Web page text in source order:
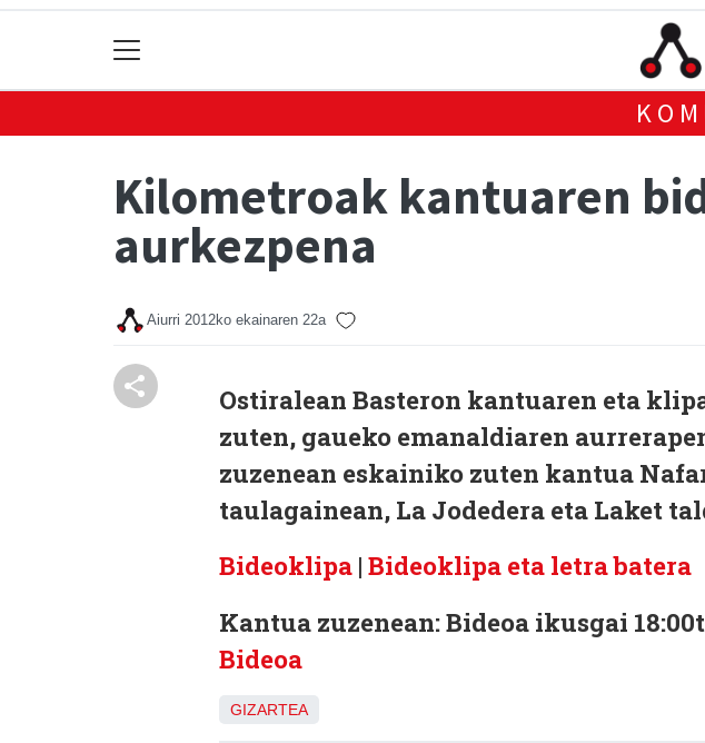
Kilometroak kantuaren
aurkezpena
Aiurri 2012ko ekainaren 22a
Ostiralean Basteron kantuaren eta
zuten, gaueko emanaldiaren
zuzenean eskainiko zuten kantua
taulagainean, La Jodedera eta Laket
Bideoklipa | Bideoklipa eta letra batera
Kantua zuzenean:Bideoa ikusgai
Bideoa
GIZARTEA